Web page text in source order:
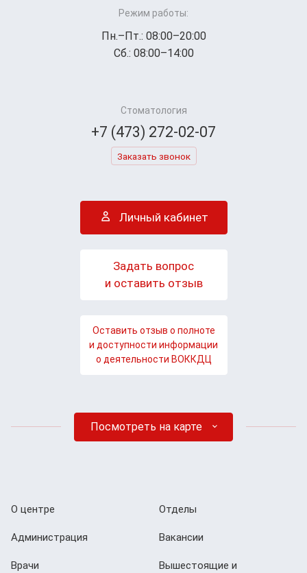
Режим работы:
Пн.–Пт.: 08:00–20:00
Сб.: 08:00–14:00
Стоматология
+7 (473) 272-02-07
Заказать звонок
Личный кабинет
Задать вопрос
и оставить отзыв
Оставить отзыв о полноте
и доступности информации
о деятельности ВОККДЦ
Посмотреть на карте
О центре
Администрация
Врачи
Отделы
Вакансии
Вышестоящие и